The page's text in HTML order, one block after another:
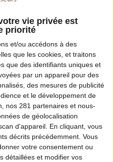
vie privée est
priorité
et/ou accédons à des
que les cookies, et traitons
que des identifiants uniques et
par un appareil pour des
des mesures de publicité
et le développement de
nos 281 partenaires et nous-
de géolocalisation
d'appareil. En cliquant, vous
décrits précédemment. Vous
votre consentement ou
détaillées et modifier vos